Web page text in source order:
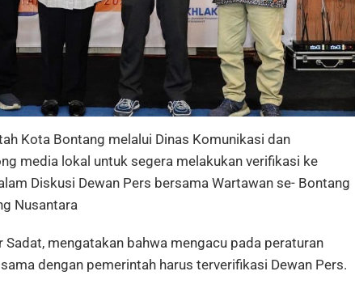
Kota Bontang melalui Dinas Komunikasi dan
media lokal untuk segera melakukan verifikasi ke
Diskusi Dewan Pers bersama Wartawan se- Bontang
Nusantara
mengatakan bahwa mengacu pada peraturan
dengan pemerintah harus terverifikasi Dewan Pers.